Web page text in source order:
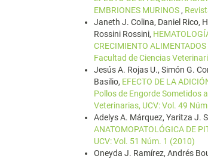
EMBRIONES MURINOS ,
Janeth J. Colina, Daniel Rico,
Rossini Rossini,
CRECIMIENTO
Facultad de Ciencias
Jesús A. Rojas U., Simón G.
Basilio, EFECTO DE LA
Pollos de Engorde Sometidos
Veterinarias, UCV: Vol. 49
Adelys A. Márquez, Yaritza J.
ANATOMOPATOLÓGICA DE
UCV: Vol. 51 Núm. 1 (2010)
Oneyda J. Ramírez, Andrés